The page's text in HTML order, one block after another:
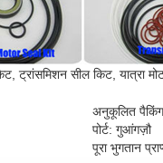
ट्रांसमिशन सील किट, यात्रा
अनुकूलित पैकिंग
पोर्ट: गुआंगज़ौ
पूरा भुगतान